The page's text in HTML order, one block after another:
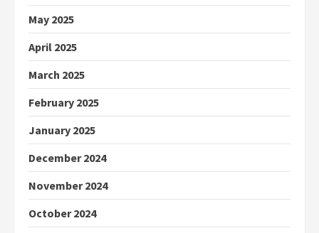
May 2025
April 2025
March 2025
February 2025
January 2025
December 2024
November 2024
October 2024